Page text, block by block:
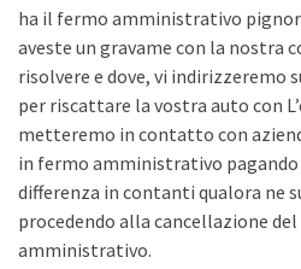
ha il fermo amministrativo
aveste un gravame con la nostra
risolvere e dove, vi indirizzeremo
per riscattare la vostra auto con
metteremo in contatto con
in fermo amministrativo
differenza in contanti qualora ne
procedendo alla cancellazione
amministrativo.